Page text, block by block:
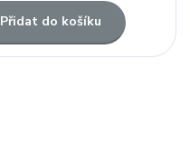
Přidat do košíku